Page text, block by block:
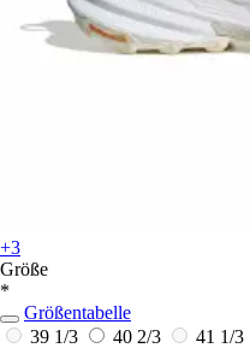
+3
Größe
*
Größentabelle
39 1/3
40 2/3 41 1/3